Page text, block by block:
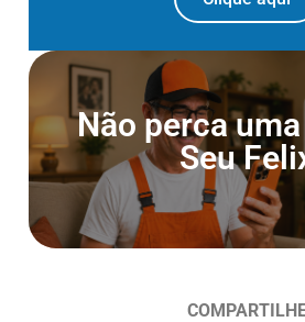
Não perca
Seu
Entre para o
Entrar agora